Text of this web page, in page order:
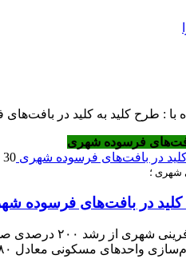
: طرح کلید به کلید در
فرسوده شهری
30 مهر 1402
شهری ؛
کلید در بافت‌های فرسوده
تسهیلات ساخت ارایه می‌شود. اخبار اصناف– محمد آئینی امروز (یکشنبه) […]